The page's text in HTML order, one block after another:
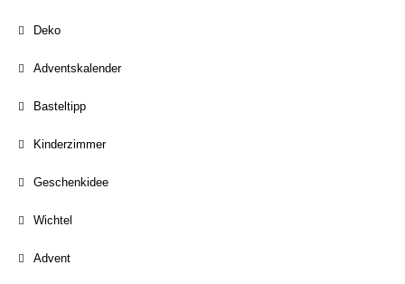
Deko
Adventskalender
Basteltipp
Kinderzimmer
Geschenkidee
Wichtel
Advent